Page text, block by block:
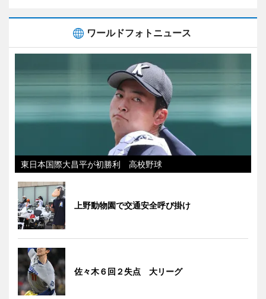
ワールドフォトニュース
東日本国際大昌平が初勝利 高校野球
上野動物園で交通安全呼び掛け
佐々木６回２失点 大リーグ